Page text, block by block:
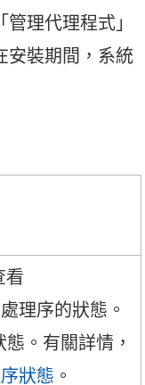
理代理程式」
安裝期間，系統
看
理序的狀態。
。有關詳情，
狀態 。